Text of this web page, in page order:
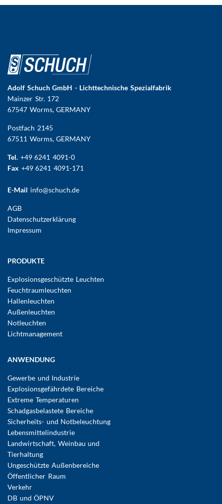
Adolf Schuch GmbH - Lichttechnische Spezialfabrik
Mainzer Str. 172
67547 Worms, GERMANY
Postfach 2145
67511 Worms, GERMANY
Tel. +49 6241 4091-0
Fax +49 6241 4091-171
E-Mail info@schuch.de
FUSSBEREICHSMENÜ
AGB
Datenschutzerklärung
Impressum
Hauptnavigation
PRODUKTE
Explosionsgeschützte Leuchten
Feuchtraumleuchten
Hallenleuchten
Außenleuchten
Notleuchten
Lichtmanagement
ANWENDUNG
Gewerbe und Industrie
Explosionsgefährdete Bereiche
Extreme Temperaturen
Schadgasbelastete Bereiche
Sicherheits- und Notbeleuchtung
Lebensmittelindustrie
Landwirtschaft, Weinbau und
Tierhaltung
Ungeschützte Außenbereiche
Öffentlicher Raum
Verkehr
DB und ÖPNV